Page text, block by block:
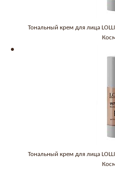
Тональный крем для лица
Тональный крем для лица